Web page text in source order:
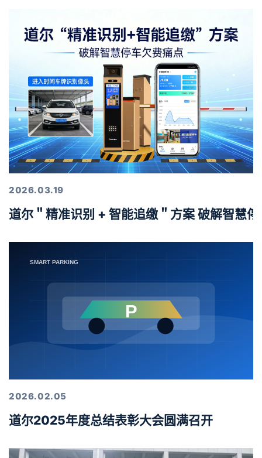
2026.03.19
道尔＂精准识别 + 智能追缴＂方案 破解智慧
2026.02.05
道尔2025年度总结表彰大会圆满召开